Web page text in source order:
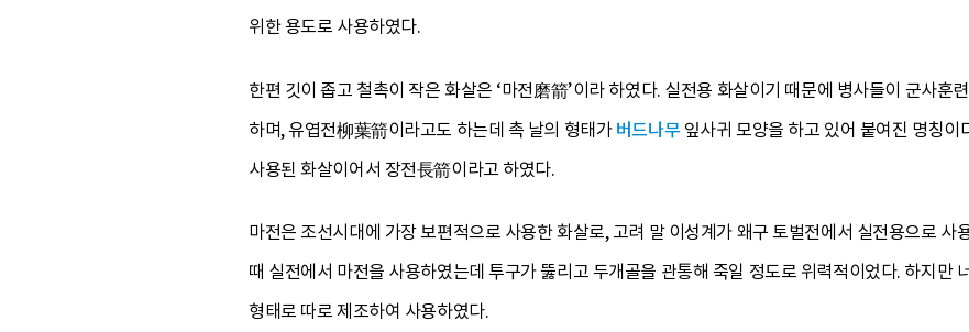
위한 용도로 사용하였다.
한편 깃이 좁고 철촉이 작은 화살은 ‘마전磨箭’이라 하였다. 실전용 화살이기 때문에 병사들이 군사
하며, 유엽전柳葉箭이라고도 하는데 촉 날의 형태가버드나무 잎사귀 모양을 하고 있어 붙여진 명칭
사용된 화살이어서 장전長箭이라고 하였다.
마전은 조선시대에 가장 보편적으로 사용한 화살로, 고려 말 이성계가 왜구 토벌전에서 실전용으로
때 실전에서 마전을 사용하였는데 투구가 뚫리고 두개골을 관통해 죽일 정도로 위력적이었다. 하지만
형태로 따로 제조하여 사용하였다.